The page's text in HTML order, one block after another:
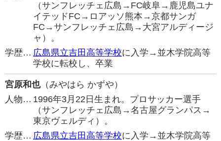
（サンフレッチェ広島→FC岐阜→鹿児島ユナ
イテッドFC→ロアッソ熊本→京都サンガ
FC→サンフレッチェ広島→大宮アルディージ
ャ）。
学歴… 広島県立吉田高等学校に入学→並木学院高等
学校に転校し、卒業
宮原和也（みやはら かずや）
人物… 1996年3月22日生まれ。プロサッカー選手
（サンフレッチェ広島→名古屋グランパス→
東京ヴェルディ）。
学歴… 広島県立吉田高等学校に入学→並木学院高等